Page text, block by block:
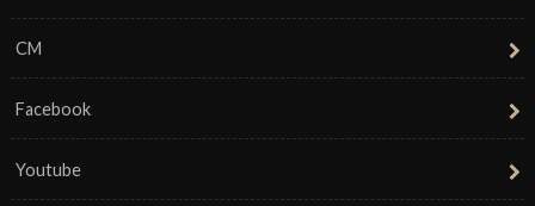
CM
Facebook
Youtube